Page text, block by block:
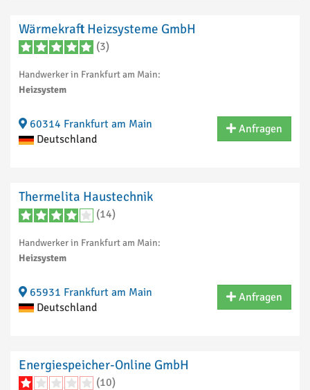
Wärmekraft Heizsysteme GmbH
(3)
Handwerker in Frankfurt am Main:
Heizsystem
60314 Frankfurt am Main
Deutschland
Anfragen
Thermelita Haustechnik
(14)
Handwerker in Frankfurt am Main:
Heizsystem
65931 Frankfurt am Main
Deutschland
Anfragen
Energiespeicher-Online GmbH
(10)